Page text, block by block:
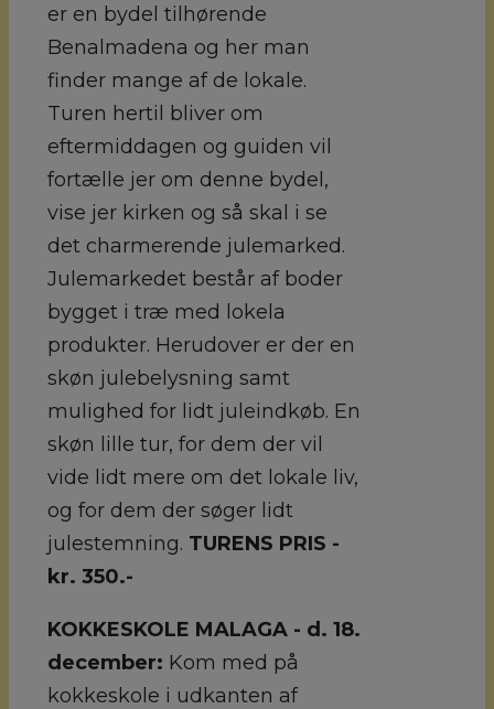
er en bydel tilhørende
Benalmadena og her man
finder mange af de lokale.
Turen hertil bliver om
eftermiddagen og guiden vil
fortælle jer om denne bydel,
vise jer kirken og så skal i se
det charmerende julemarked.
Julemarkedet består af boder
bygget i træ med lokela
produkter. Herudover er der en
skøn julebelysning samt
mulighed for lidt juleindkøb. En
skøn lille tur, for dem der vil
vide lidt mere om det lokale liv,
og for dem der søger lidt
julestemning. TURENS PRIS -
kr. 350.-
KOKKESKOLE MALAGA - d. 18.
december: Kom med på
kokkeskole i udkanten af